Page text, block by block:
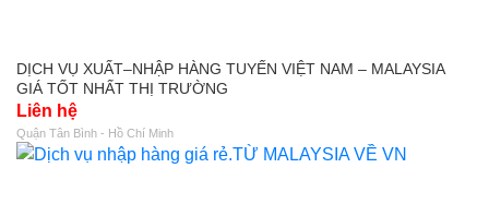
DỊCH VỤ XUẤT–NHẬP HÀNG TUYẾN VIỆT NAM – MALAYSIA
GIÁ TỐT NHẤT THỊ TRƯỜNG
Liên hệ
Quận Tân Bình - Hồ Chí Minh